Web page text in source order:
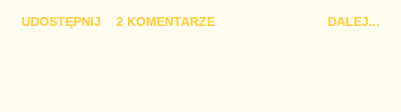
zupełnie bez sensu i wygłupy podczas wspólnego zdjęcia
UDOSTĘPNIJ 2 KOMENTARZE DALEJ...